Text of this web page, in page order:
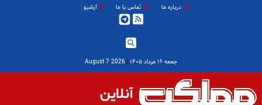
درباره ما تماس با ما آرشیو
جمعه ۱۶ مرداد ۱۴۰۵ |
2026 August 7
آنلاین